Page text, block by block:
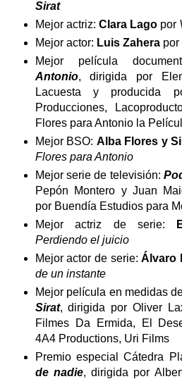
Sirat
Mejor actriz: Clara Lagopor
Mejor actor: Luis Zaherapor
Mejor película
Antonio, dirigida por
Lacuesta y producida
Producciones,
Flores para Antonio la
Mejor BSO: Alba Flores y
Flores para Antonio
Mejor serie de televisión:
Pepón Montero y Juan
por Buendía Estudios para
Mejor actriz de serie:
Perdiendo el juicio
Mejor actor de serie:Álvaro
de un instante
Mejor película en medidas
Sirat, dirigida por Oliver
Filmes Da Ermida, El
4A4 Productions, Uri Films
Premio especial Cátedra
de nadie, dirigida por